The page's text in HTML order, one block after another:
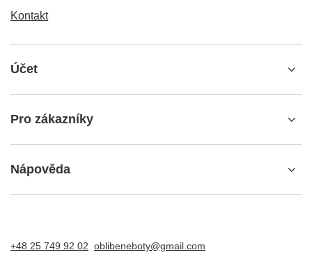
Kontakt
Účet
Pro zákazníky
Nápověda
+48 25 749 92 02 oblibeneboty@gmail.com